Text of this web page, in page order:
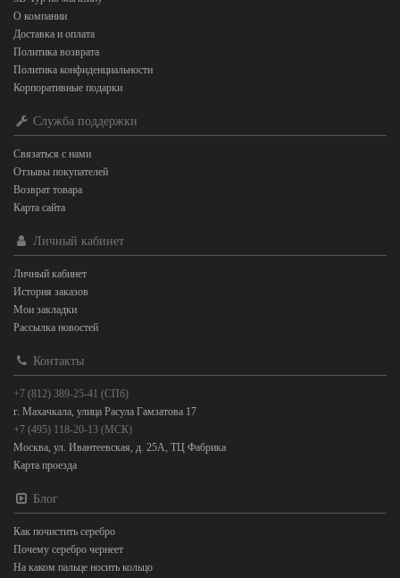
О компании
Доставка и оплата
Политика возврата
Политика конфиденциальности
Корпоративные подарки
Служба поддержки
Связаться с нами
Отзывы покупателей
Возврат товара
Карта сайта
Личный кабинет
Личный кабинет
История заказов
Мои закладки
Рассылка новостей
Контакты
+7 (812) 389-25-41 (СПб)
г. Махачкала, улица Расула Гамзатова 17
+7 (495) 118-20-13 (МСК)
Москва, ул. Ивантеевская, д. 25А, ТЦ Фабрика
Карта проезда
Блог
Как почистить серебро
Почему серебро чернеет
На каком пальце носить кольцо